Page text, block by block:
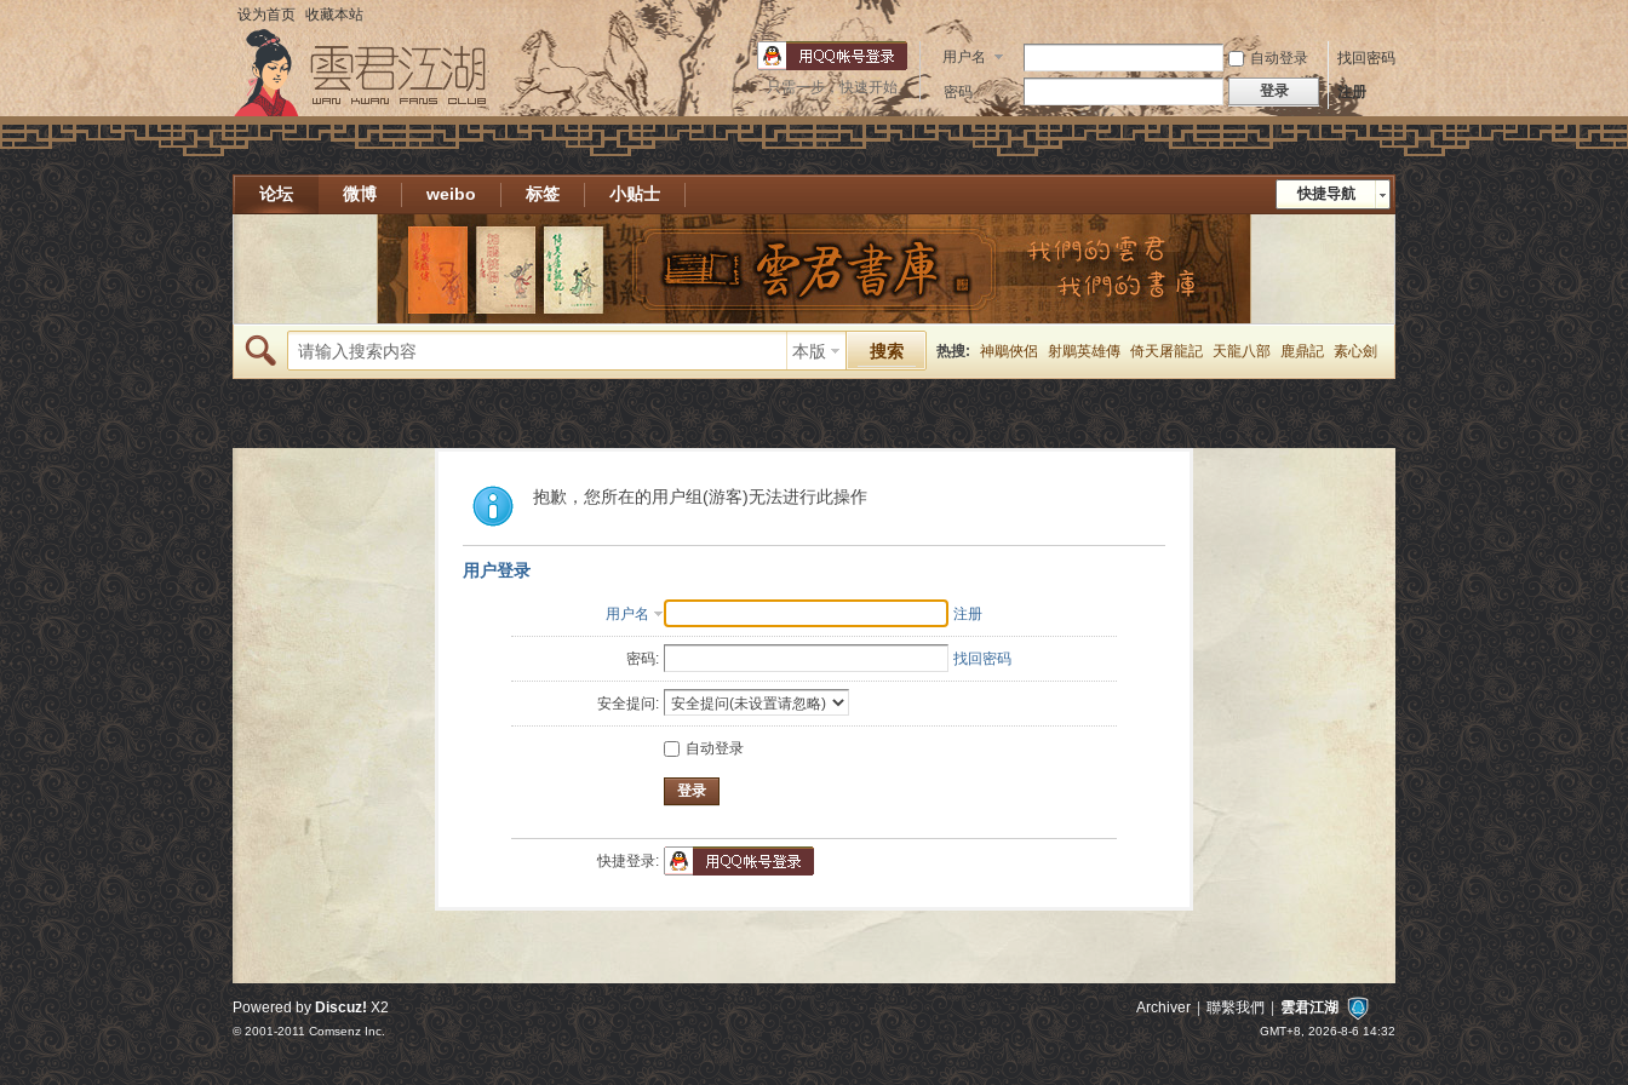
设为首页 收藏本站
用户名 自动登录
找回密码
密码
登录 注册
只需一步，快速开始
快捷导航
论坛 微博 weibo 标签 小贴士
本版 搜索 热搜: 神鵰俠侶 射鵰英雄傳 倚天屠龍記 天龍八部 鹿鼎記 素心劍
抱歉，您所在的用户组(游客)无法进行此操作
用户登录
用户名 注册
密码: 找回密码
安全提问:
自动登录
登录
快捷登录:
Archiver | 聯繫我們 雲君江湖
GMT+8, 2026-8-6 14:32
Powered by Discuz! X2
© 2001-2011 Comsenz Inc.